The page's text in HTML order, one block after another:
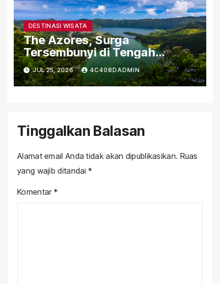
DESTINASI WISATA
The Azores, Surga
Tersembunyi di Tengah
Samudra Atlantik
JUL 25, 2026 4C408DADMIN
Tinggalkan Balasan
Alamat email Anda tidak akan dipublikasikan. Ruas
yang wajib ditandai*
Komentar *